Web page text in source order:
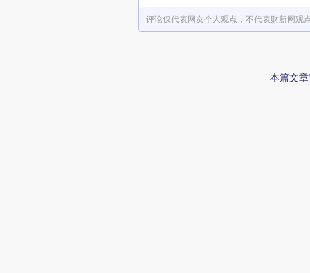
评论仅代表网友个人观点，不代表财新网观
本篇文